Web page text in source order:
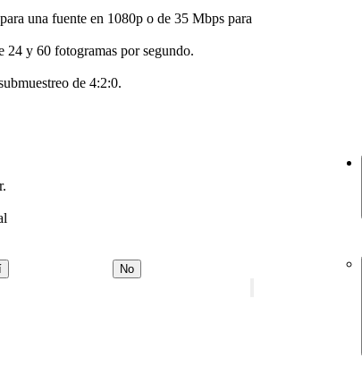
una fuente en 1080p o de 35 Mbps para
24 y 60 fotogramas por segundo.
de 4:2:0.
No